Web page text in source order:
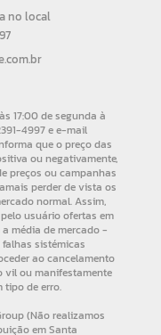
no local